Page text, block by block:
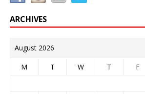
ARCHIVES
August 2026
M T W T F